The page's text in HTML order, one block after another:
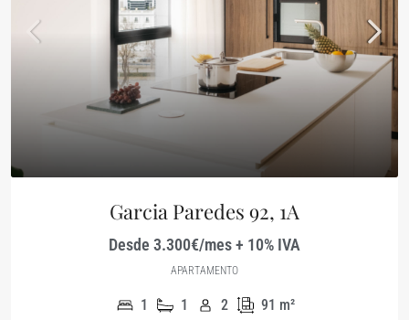
Garcia Paredes 92, 1A
Desde 3.300€/mes + 10% IVA
APARTAMENTO
1 1 2 91 m²